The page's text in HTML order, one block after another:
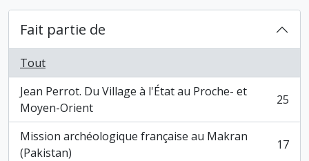
Fait partie de
Tout
Jean Perrot. Du Village à l'État au Proche- et
Moyen-Orient
, 25 résultats 25
Mission archéologique française au Makran
(Pakistan)
, 17 résultats 17